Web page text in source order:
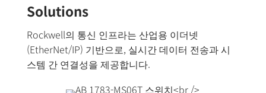
Solutions
Rockwell의 통신 인프라는 산업용 이더넷
(EtherNet/IP) 기반으로, 실시간 데이터 전송과 시
스템 간 연결성을 제공합니다.